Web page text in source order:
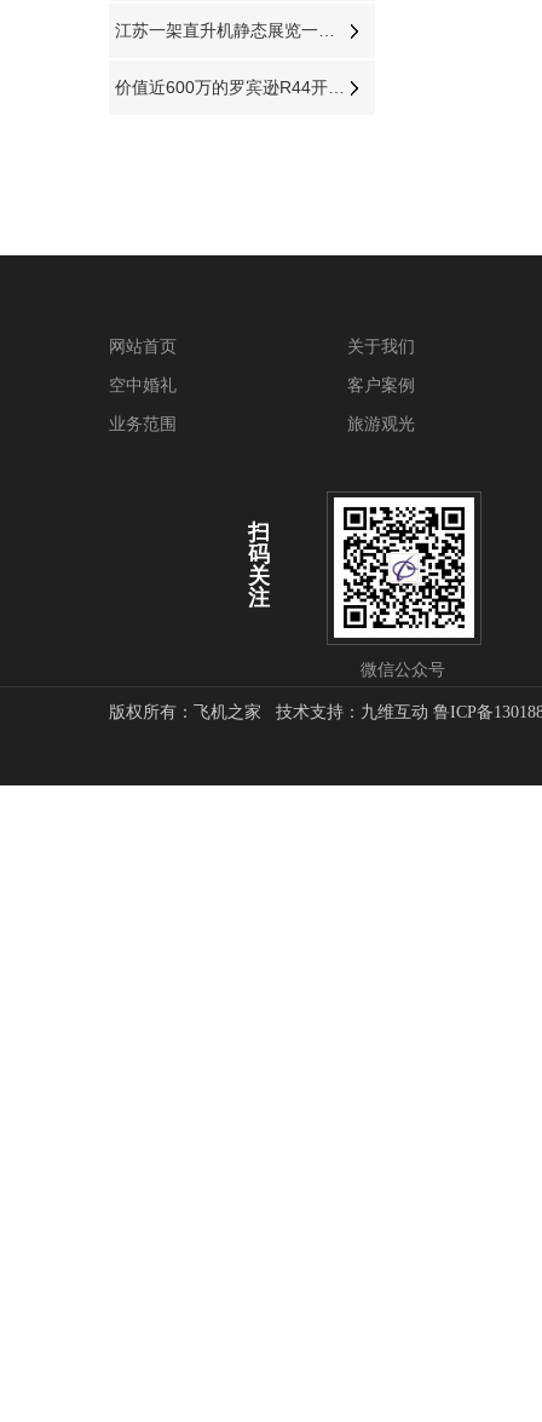
网站首页
关于我们
空中婚礼
客户案例
业务范围
旅游观光
扫
码
关
注
微信公众号
版权所有：飞机之家 技术支持： 九维互动 鲁ICP备